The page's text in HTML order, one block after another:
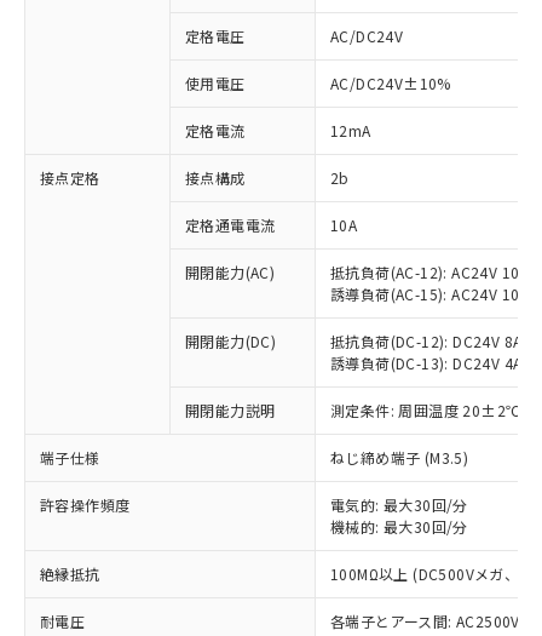
定格電圧 AC/DC24V
使用電圧 AC/DC24V±10%
定格電流 12mA
接点定格 接点構成 2b
定格通電電流 10A
開閉能力(AC)
抵抗負荷(AC-12): AC24V 10A/
誘導負荷(AC-15): AC24V
開閉能力(DC)
抵抗負荷(DC-12): DC24V 8A/
誘導負荷(DC-13): DC24V 4A/
開閉能力説明 測定条件: 周囲温度 20±2℃、
端子仕様 ねじ締め端子 (M3.5)
許容操作頻度
電気的: 最大30回/分
機械的: 最大30回/分
絶縁抵抗 100MΩ以上 (DC500Vメガ、点
耐電圧
各端子とアース間: AC2500V
ご利用条件
以下の条件をお読みいただき、同意のうえ
本サービスは、当社制御機器事業取扱
商品の当社在庫状況および標準価格
(税抜)を提供させていただくもので
当社制御機器事業取扱商品の中には、
本サービスの対象外となる商品もある
ことをご了承ください。
在庫状況および標準価格照会結果は、
記載している更新日時点での社内デー
タに基づき作成されるものであり、閲
覧された時点での実際の在庫および標
準価格とは異なる場合があることをご
対応済み：EU RoHS指令（10物質）の
非含有に対応した製品が提供可能な商品で
対応予定：EU RoHS指令（10物質）の非含
有に対応した製品に切り替える予定のある
対応予定なし：EU RoHS指令（10物質）の
非含有に非対応の商品で、対応品を出す予
調査・確認中：EU RoHS指令（10物質）の
非含有の対応状況を調査中または確認中の
非該当品：ライセンス料など無形物で、有
害物質有無と関係のない商品です。
仕入先様の事情により、非含有部品として
いたものが、含有品と判明した場合などや
むを得ず変更することがあります。
*EU RoHS指令（10物質）：
鉛(Pb) 1000ppm以下、 水銀(Hg) 1000ppm以下、 カド
六価クロム(Cr(Ⅵ)) 1000ppm以下、ポリ臭化ビフェニル
※1 中国RoHS○×表
「○」：最大均質材料含有率が中国RoHSの
基準値以下であることを示します。
「×」：最大均質材料含有率が中国RoHSの
基準値を超えていることを示します。
「－」：未確認です。当社販売部門へお問
*中国RoHS10物質の基準値 (GB/T26572)：
当社は、これら貴社製品のうち、外国
為替および外国貿易法に定める商品
（以下｢規制貨物等」という）を輸出
または国外への提供する場合は、日本
国政府の輸出許可(または役務取引許
可)を取得するなどの必要な手続きを